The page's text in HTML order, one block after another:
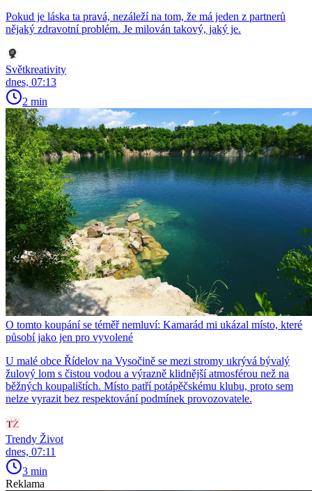
Pokud je láska ta pravá, nezáleží na tom, že má jeden z partnerů
nějaký zdravotní problém. Je milován takový, jaký je.
Světkreativity
dnes, 07:13
2 min
O tomto koupání se téměř nemluví: Kamarád mi ukázal místo, které
působí jako jen pro vyvolené
U malé obce Řídelov na Vysočině se mezi stromy ukrývá bývalý
žulový lom s čistou vodou a výrazně klidnější atmosférou než na
běžných koupalištích. Místo patří potápěčskému klubu, proto sem
nelze vyrazit bez respektování podmínek provozovatele.
Trendy Život
dnes, 07:11
3 min
Reklama